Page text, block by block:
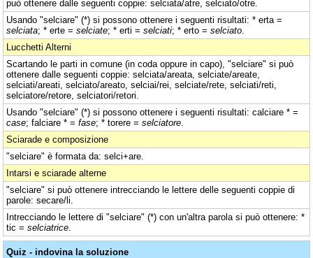
può ottenere dalle seguenti coppie: selciata/atre, selciato/otre.
Usando "selciare" (*) si possono ottenere i seguenti risultati: * erta =
selciata; * erte = selciate; * erti = selciati; * erto = selciato
Lucchetti Alterni
Scartando le parti in comune (in coda oppure in capo), "selciare" si può
ottenere dalle seguenti coppie: selciata/areata, selciate/areate,
selciati/areati, selciato/areato, selciai/rei, selciate/rete, selciati/reti,
selciatore/retore, selciatori/retori.
Usando "selciare" (*) si possono ottenere i seguenti risultati: calciare * =
case; falciare * = fase; * torere = selciatore
Sciarade e composizione
"selciare" è formata da: selci+are.
Intarsi e sciarade alterne
"selciare" si può ottenere intrecciando le lettere delle seguenti coppie di
parole: secare/li.
Intrecciando le lettere di "selciare" (*) con un'altra parola si può ottenere: *
tic = selciatrice
Quiz - indovina la soluzione